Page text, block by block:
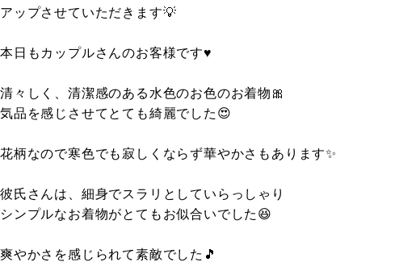
アップさせていただきます💡
本日もカップルさんのお客様です♥️
清々しく、清潔感のある水色のお色のお着物🎀
気品を感じさせてとても綺麗でした😍
花柄なので寒色でも寂しくならず華やかさもあります✨
彼氏さんは、細身でスラリとしていらっしゃり
シンプルなお着物がとてもお似合いでした😆
爽やかさを感じられて素敵でした🎵